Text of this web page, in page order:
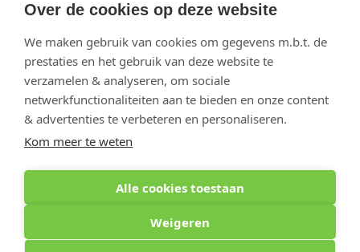
Over de cookies op deze website
We maken gebruik van cookies om gegevens m.b.t. de
prestaties en het gebruik van deze website te
verzamelen & analyseren, om sociale
netwerkfunctionaliteiten aan te bieden en onze content
& advertenties te verbeteren en personaliseren.
Kom meer te weten
Alle cookies toestaan
Weigeren
Optiphar Mol
Copyright 2026 optiphar.com. Alle rechten voorbehouden